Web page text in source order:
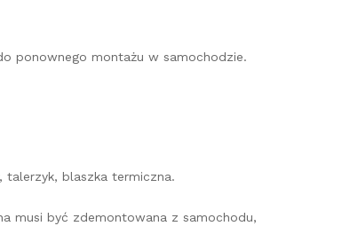
ponownego montażu w samochodzie.
talerzyk, blaszka termiczna.
musi być zdemontowana z samochodu,